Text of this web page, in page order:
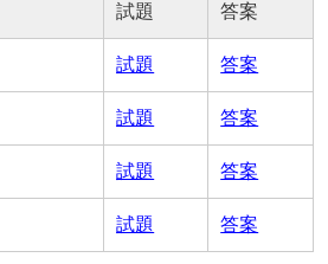
試題 答案
試題 答案
試題 答案
試題 答案
試題 答案